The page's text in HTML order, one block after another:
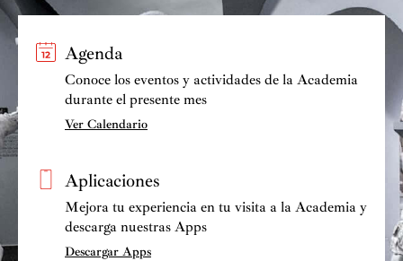
Agenda
Conoce los eventos y actividades de la Academia
durante el presente mes
Ver Calendario
Aplicaciones
Mejora tu experiencia en tu visita a la Academia y
descarga nuestras Apps
Descargar Apps